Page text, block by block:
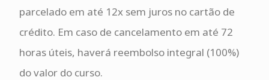
parcelado em até 12x sem juros no cartão de
crédito. Em caso de cancelamento em até 72
horas úteis, haverá reembolso integral (100%)
do valor do curso.